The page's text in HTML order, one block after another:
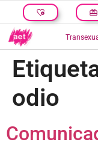
odio